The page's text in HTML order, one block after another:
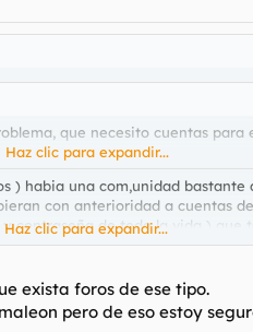
que necesito cuentas
Haz clic para expandir...
) habia una com,unidad
con anterioridad a cuentas
contraseña de toda la vida )
Haz clic para expandir...
exista foros de ese tipo.
pero de eso estoy